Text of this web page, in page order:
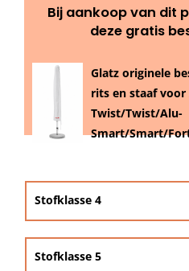
Glatz Vita Collectie
Glatz parasoldoeken
Glatz stofstalen collectie
Umbrosa en Paraflex
Onze merken
Bij aankoop van dit
deze gratis
Glatz originele
rits en staaf voor
Twist/Twist/Alu-
Smart/Smart/
Stofklasse 4
Stofklasse 5